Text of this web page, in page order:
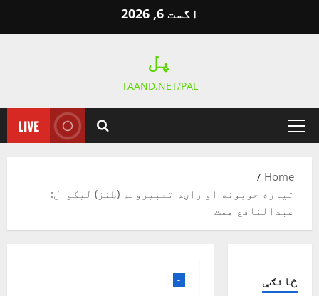
اگست 6, 2026
پل
TAAND.NET/PAL
Primary
LIVE
Home
تياره خوبونه او راڼه تعبيرونه (طنز) ليکوال:
عبدالنافع همت
-
څانګې